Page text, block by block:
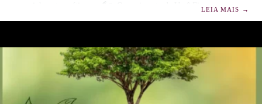
minha arte poética 📜🖋️🌷 O surgimento de Você Ficou em
em centelha criadora. Foi assim que nasceu Você Ficou em
Mim.🌸✨ De um amor passado desses que carregam no âmago
a beleza daquilo que, embora não floresça em presença,
LEIA MAIS →